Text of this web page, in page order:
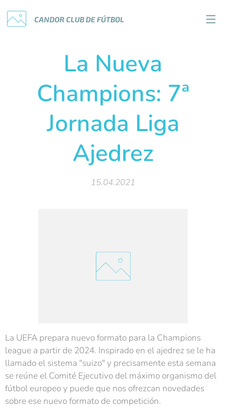
CANDOR CLUBDEFÚTBOL
La Nueva
Champions: 7ª
Jornada Liga
Ajedrez
15.04.2021
La UEFA prepara nuevo formato para la Champions
league a partir de 2024. Inspirado en el ajedrez se le ha
llamado el sistema "suizo" y precisamente esta semana
se reúne el Comité Ejecutivo del máximo organismo del
fútbol europeo y puede que nos ofrezcan novedades
sobre ese nuevo formato de competición.